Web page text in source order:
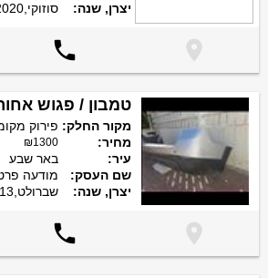
יצרן, שנה:
סוזוקי,2020


טמבון / פגוש
מקור החלק: פירוק
מחיר:
₪1300
עיר:
באר שבע
שם העסק:
מודעה
יצרן, שנה:
שברולט,2013

